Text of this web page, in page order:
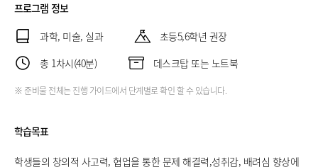
프로그램 정보
과학, 미술, 실과
초등5,6학년 권장
총 1차시(40분)
데스크탑 또는 노트북
※ 준비물 전체는 진행 가이드에서 단계별로 확인 할 수 있습니다.
학습목표
학생들의 창의적 사고력, 협업을 통한 문제 해결력,성취감, 배려심 향상에